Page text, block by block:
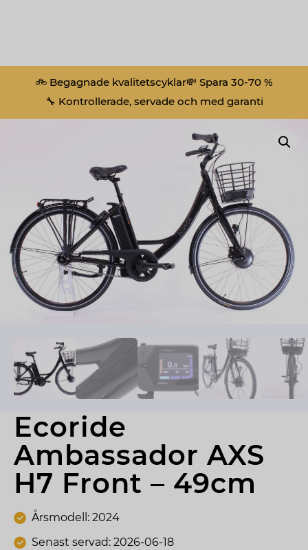
🚲 Begagnade kvalitetscyklar💸 Spara 30-70 %
🔧 Kontrollerade, servade och med garanti
Ecoride
Ambassador AXS
H7 Front – 49cm
Årsmodell: 2024
Senast servad: 2026-06-18